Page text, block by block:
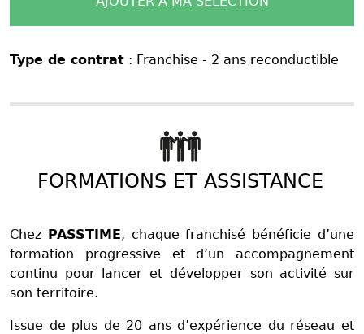
Type de contrat : Franchise - 2 ans reconductible
FORMATIONS ET ASSISTANCE
Chez PASSTIME, chaque franchisé bénéficie d’une
formation progressive et d’un accompagnement
continu pour lancer et développer son activité sur
son territoire.
Issue de plus de 20 ans d’expérience du réseau et